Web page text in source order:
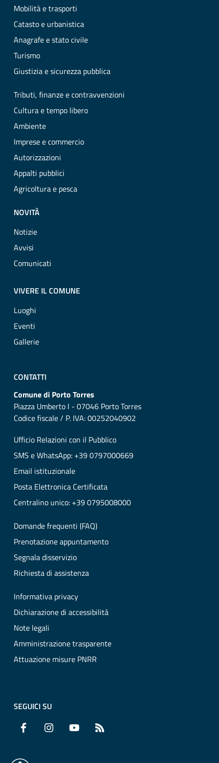
Mobilità e trasporti
Catasto e urbanistica
Anagrafe e stato civile
Turismo
Giustizia e sicurezza pubblica
Tributi, finanze e contravvenzioni
Cultura e tempo libero
Ambiente
Imprese e commercio
Autorizzazioni
Appalti pubblici
Agricoltura e pesca
NOVITÀ
Notizie
Avvisi
Comunicati
VIVERE IL COMUNE
Luoghi
Eventi
Gallerie
CONTATTI
Comune di Porto Torres
Piazza Umberto I - 07046 Porto Torres
Codice fiscale / P. IVA: 00252040902
Ufficio Relazioni con il Pubblico
SMS e WhatsApp: +39 0797000669
Email istituzionale
Posta Elettronica Certificata
Centralino unico: +39 0795008000
Domande frequenti (FAQ)
Prenotazione appuntamento
Segnala disservizio
Richiesta di assistenza
Informativa privacy
Dichiarazione di accessibilità
Note legali
Amministrazione trasparente
Attuazione misure PNRR
SEGUICI SU
Facebook Instagram YouTube